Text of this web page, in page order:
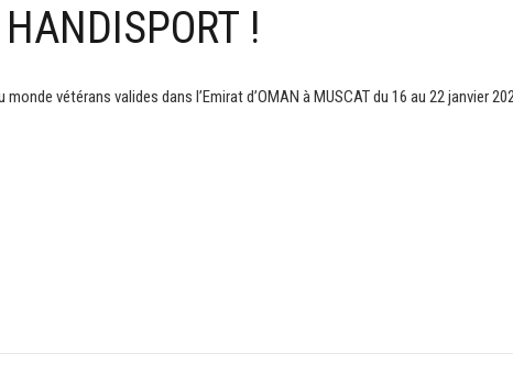
!
vétérans valides dans l’Emirat d’OMAN à MUSCAT du 16 au 22 janvier